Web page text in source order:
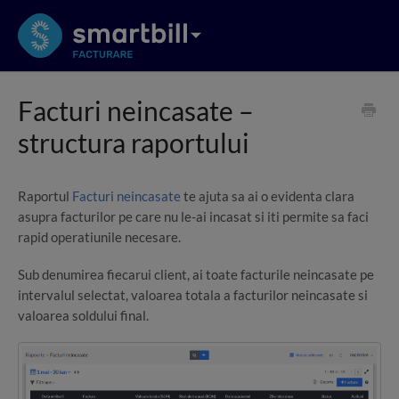
Facturi neincasate –
structura raportului
Raportul Facturi neincasate te ajuta sa ai o evidenta clara
asupra facturilor pe care nu le-ai incasat si iti permite sa faci
rapid operatiunile necesare.
Sub denumirea fiecarui client, ai toate facturile neincasate pe
intervalul selectat, valoarea totala a facturilor neincasate si
valoarea soldului final.